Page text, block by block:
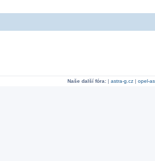
Naše další fóra:| astra-g.cz| opel-